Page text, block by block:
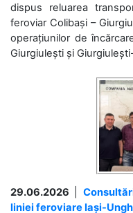
dispus reluarea
feroviar Colibași –
operațiunilor de
Giurgiulești și
29.06.2026
liniei feroviare Iași-